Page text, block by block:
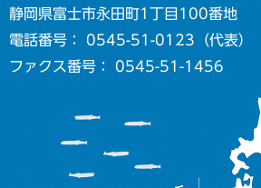
静岡県富士市永田町1丁目100番地
電話番号： 0545-51-0123（代表）
ファクス番号： 0545-51-1456